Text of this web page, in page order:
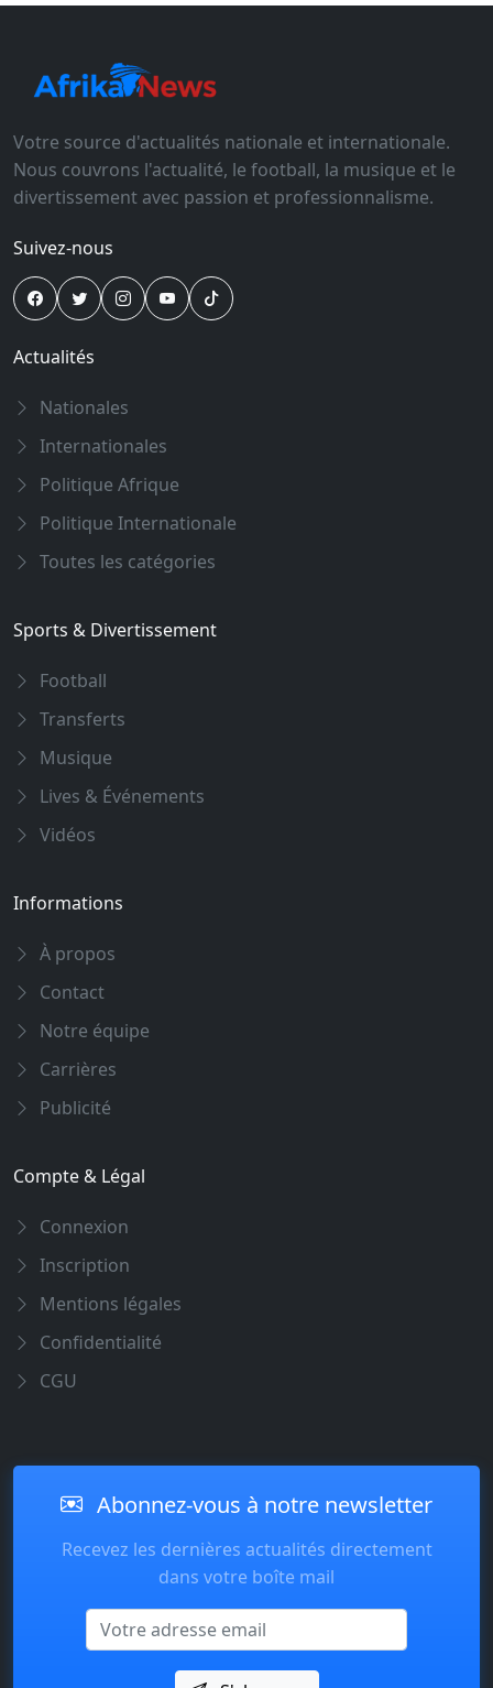
Votre source d'actualités nationale et internationale.
Nous couvrons l'actualité, le football, la musique et le
divertissement avec passion et professionnalisme.
Suivez-nous
Actualités
Nationales
Internationales
Politique Afrique
Politique Internationale
Toutes les catégories
Sports & Divertissement
Football
Transferts
Musique
Lives & Événements
Vidéos
Informations
À propos
Contact
Notre équipe
Carrières
Publicité
Compte & Légal
Connexion
Inscription
Mentions légales
Confidentialité
CGU
Abonnez-vous à notre newsletter
Recevez les dernières actualités directement
dans votre boîte mail
Email